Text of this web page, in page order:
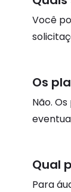
Você
Os
Não.
Qual
Para